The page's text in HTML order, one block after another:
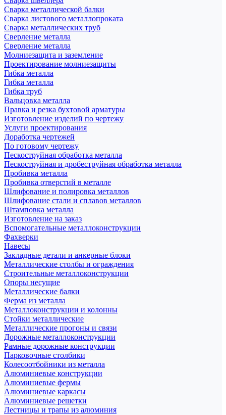
Сварка металлической балки
Сварка листового металлопроката
Сварка металлических труб
Сверление металла
Сверление металла
Молниезащита и заземление
Проектирование молниезащиты
Гибка металла
Гибка металла
Гибка труб
Вальцовка металла
Правка и резка бухтовой арматуры
Изготовление изделий по чертежу
Услуги проектирования
Доработка чертежей
По готовому чертежу
Пескоструйная обработка металла
Пескоструйная и дробеструйная обработка металла
Пробивка металла
Пробивка отверстий в металле
Шлифование и полировка металлов
Шлифование стали и сплавов металлов
Штамповка металла
Изготовление на заказ
Вспомогательные металлоконструкции
Фахверки
Навесы
Закладные детали и анкерные блоки
Металлические столбы и ограждения
Строительные металлоконструкции
Опоры несущие
Металлические балки
Ферма из металла
Металлоконструкции и колонны
Стойки металлические
Металлические прогоны и связи
Дорожные металлоконструкции
Рамные дорожные конструкции
Парковочные столбики
Колесоотбойники из металла
Алюминиевые конструкции
Алюминиевые фермы
Алюминиевые каркасы
Алюминиевые решетки
Лестницы и трапы из алюминия